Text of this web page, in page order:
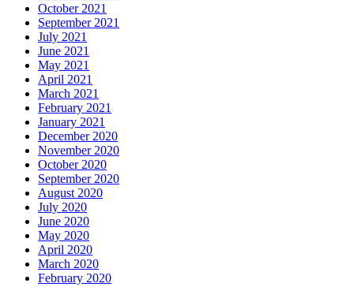
October 2021
September 2021
July 2021
June 2021
May 2021
April 2021
March 2021
February 2021
January 2021
December 2020
November 2020
October 2020
September 2020
August 2020
July 2020
June 2020
May 2020
April 2020
March 2020
February 2020